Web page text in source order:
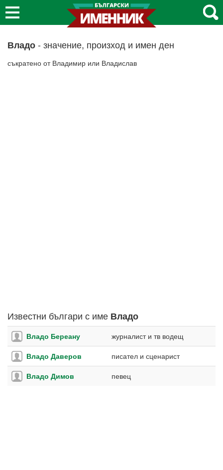
Владо- значение, произход и имен ден
съкратено от Владимир или Владислав
Известни българи с име Владо
Владо Береану
журналист и тв водещ
Владо Даверов
писател и сценарист
Владо Димов
певец